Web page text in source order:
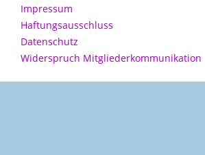
Impressum
Haftungsausschluss
Datenschutz
Widerspruch Mitgliederkommunikation